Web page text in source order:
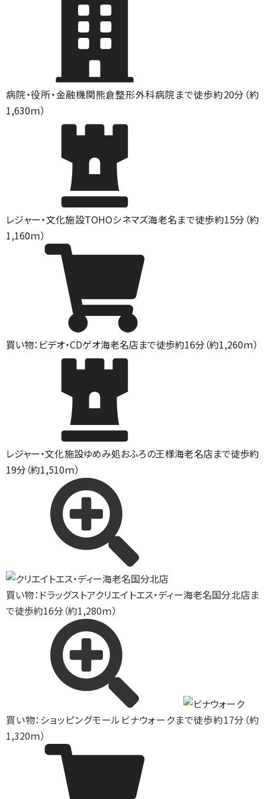
病院・役所・金融機関熊倉整形外科病院まで徒歩約20分（約
1,630ｍ）
レジャー・文化施設TOHOシネマズ海老名まで徒歩約15分（約
1,160ｍ）
買い物：ビデオ・CDゲオ海老名店まで徒歩約16分（約1,260ｍ）
レジャー・文化施設ゆめみ処おふろの王様海老名店まで徒歩約
19分（約1,510ｍ）
買い物：ドラッグストアクリエイトエス・ディー海老名国分北店ま
で徒歩約16分（約1,280ｍ）
買い物：ショッピングモール ビナウォークまで徒歩約17分（約
1,320ｍ）